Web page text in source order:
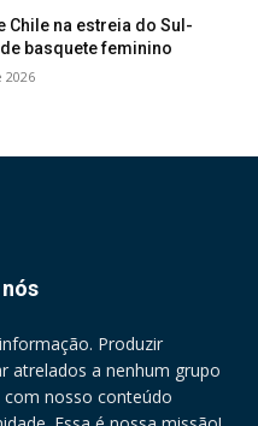
Chile na estreia do Sul-
basquete feminino
2026
Produzir
atrelados a nenhum grupo
nosso conteúdo